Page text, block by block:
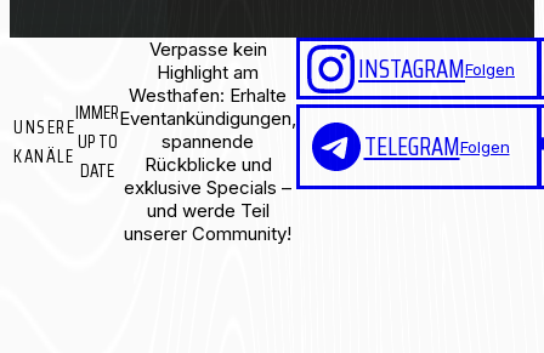
UNSERE
KANÄLE
IMMER
UP TO
DATE
Verpasse kein
Highlight am
Westhafen: Erhalte
Eventankündigungen,
spannende
Rückblicke und
exklusive Specials –
und werde Teil
unserer Community!
INSTAGRAMFolgen
TELEGRAMFolgen